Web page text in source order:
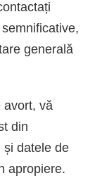
generală
avort, vă
din
și datele de
apropiere.